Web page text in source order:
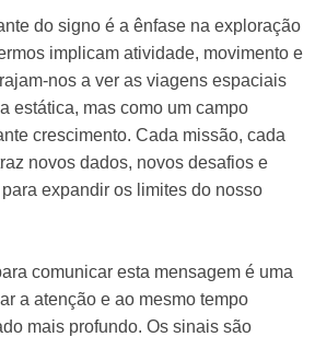
do signo é a ênfase na exploração
implicam atividade, movimento e
nos a ver as viagens espaciais
estática, mas como um campo
crescimento. Cada missão, cada
novos dados, novos desafios e
expandir os limites do nosso
comunicar esta mensagem é uma
a atenção e ao mesmo tempo
mais profundo. Os sinais são